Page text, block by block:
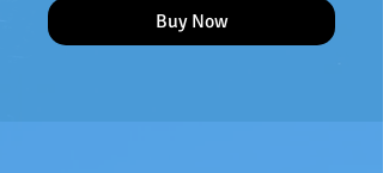
Buy Now